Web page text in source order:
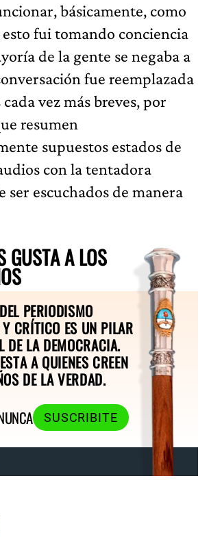
básicamente, como
fui tomando conciencia
de la gente se negaba a
fue reemplazada
vez más breves, por
resumen
supuestos estados de
con la tentadora
ser escuchados de manera
GUSTA A LOS
PERIODISMO
Y CRÍTICO ES UN PILAR
DE LA DEMOCRACIA.
A QUIENES CREEN
DE LA VERDAD.
SUSCRIBITE